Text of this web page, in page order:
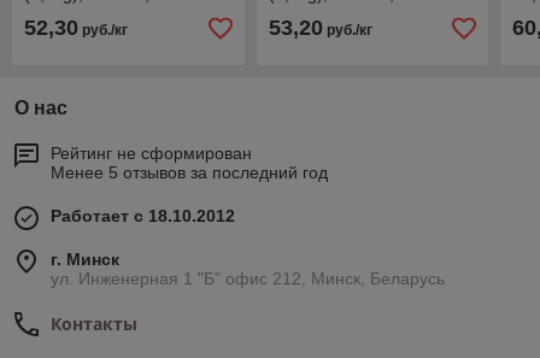
52,30 руб./кг 53,20руб./кг
О нас
Рейтинг не сформирован
Менее 5 отзывов за последний год
Работает с 18.10.2012
г. Минск
ул. Инженерная 1 "Б" офис 212, Минск, Беларусь
Контакты